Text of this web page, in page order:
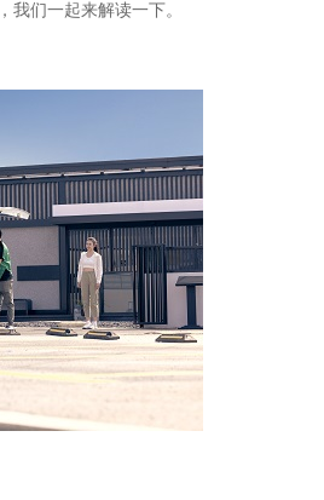
我们一起来解读一下。